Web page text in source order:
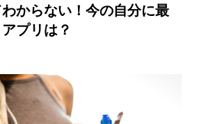
からない！今の自分に最
プリは？